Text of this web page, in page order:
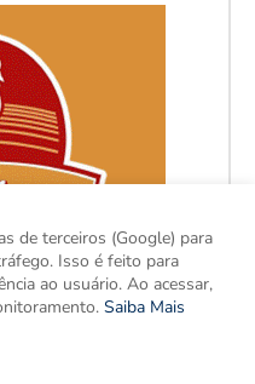
de terceiros (Google) para
Isso é feito para
ao usuário. Ao acessar,
Saiba Mais